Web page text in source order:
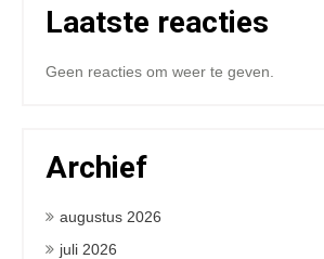
Laatste reacties
Geen reacties om weer te geven.
Archief
augustus 2026
juli 2026